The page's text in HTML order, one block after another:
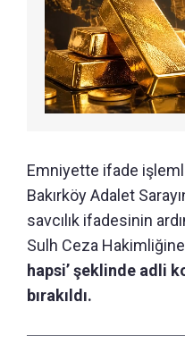
Emniyette ifade
Bakırköy Adalet
savcılık ifadesinin
Sulh Ceza
hapsi’ şeklinde adli
bırakıldı.